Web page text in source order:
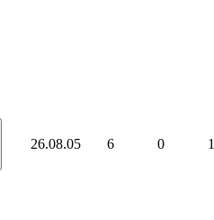
26.08.05 6 0 1